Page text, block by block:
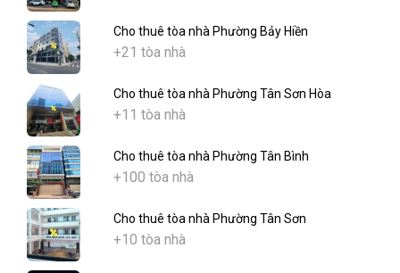
Cho thuê tòa nhà Phường Bảy Hiền
+21 tòa nhà
Cho thuê tòa nhà Phường Tân Sơn Hòa
+11 tòa nhà
Cho thuê tòa nhà Phường Tân Bình
+100 tòa nhà
Cho thuê tòa nhà Phường Tân Sơn
+10 tòa nhà